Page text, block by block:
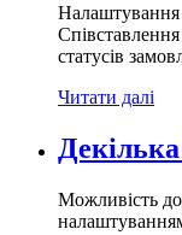
Налаштування
статусів
Читати далі
Можливість